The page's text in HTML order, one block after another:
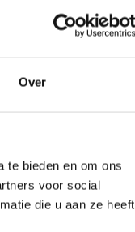
Over
te bieden en om ons
voor social
die u aan ze heeft